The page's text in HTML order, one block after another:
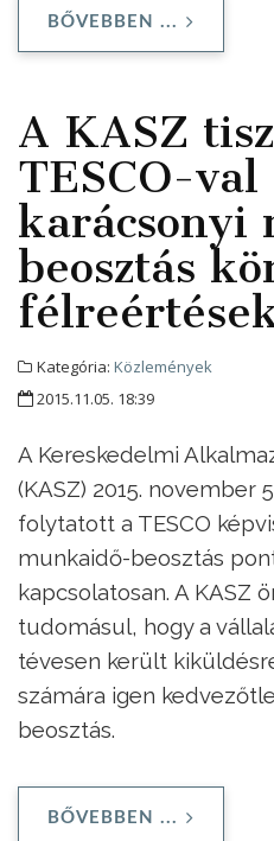
BŐVEBBEN ...
A KASZ
TESCO-val
karácsonyi
beosztás
Kategória: Közlemények
2015.11.05. 18:39
A Kereskedelmi
(KASZ) 2015. november
folytatott a TESCO
munkaidő-beosztás
kapcsolatosan. A KASZ
tudomásul, hogy a
tévesen került
számára igen
beosztás.
BŐVEBBEN ...